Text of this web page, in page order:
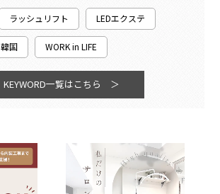
ラッシュリフト LEDエクステ
韓国 WORK in LIFE
KEYWORD一覧はこちら